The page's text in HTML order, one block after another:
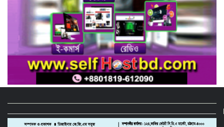
গাজীপুরের কালিয়াকৈরে ভেজাল সন্দেশ
কারখানায় ভোক্তা অধিদপ্তরের অভিযান,
শাস্তিবিহী ৭৫ হাজার টাকা জরিমানা
বিষয়: সিআরবি’র নরসিংদী জেলা শাখার
উদ্যোগে মাসিক বাজার পর্যবেক্ষণ কার্যক্রম
সম্পন্ন
টেস্ট বন্ধ ও পরীক্ষার মাঠে সিসিটিভি স্থাপনের
দাবি সিআরবি’র